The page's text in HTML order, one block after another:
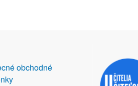
obchodné